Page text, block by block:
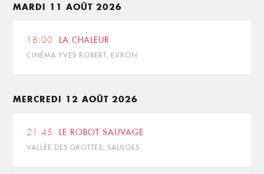
MARDI 11 AOÛT 2026
18:00 LA CHALEUR
CINÉMA YVES ROBERT, EVRON
MERCREDI 12 AOÛT 2026
21:45 LE ROBOT SAUVAGE
VALLÉE DES GROTTES, SAULGES